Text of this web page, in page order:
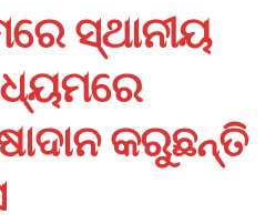
ସ୍ଥାନୀୟ
କରୁଛନ୍ତି